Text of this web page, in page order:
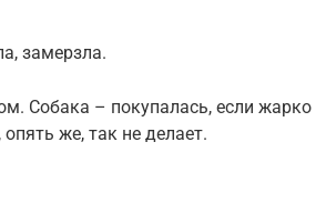
замерзла.
Собака – покупалась, если жарко
же, так не делает.